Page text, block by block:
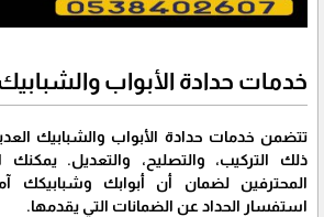
خدمات حدادة الأبواب
تتضمن خدمات حدادة الأبواب والشبابيك
ذلك التركيب، والتصليح، والتعديل. يمكنك
المحترفين لضمان أن أبوابك وشبابيكك
استفسار الحداد عن الضمانات التي يقدمها.